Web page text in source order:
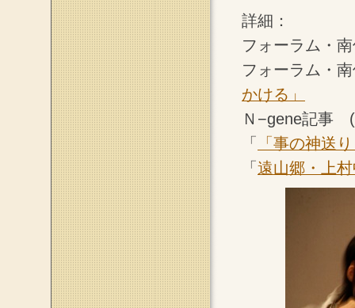
詳細：
フォーラム・
フォーラム・
かける」
Ｎ−gene記事 (
「 「事の神送
「遠山郷・上